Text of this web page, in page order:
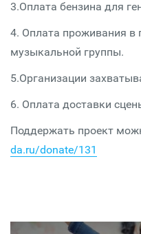
3.Оплата бензина для
4. Оплата проживания в
музыкальной группы.
5.Организации
6. Оплата доставки
Поддержать проект
da.ru/donate/131